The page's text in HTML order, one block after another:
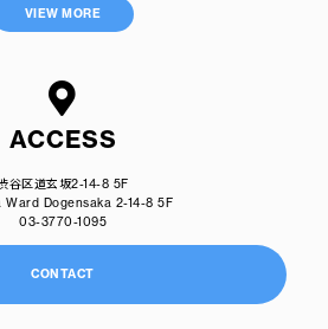
VIEW MORE
ACCESS
谷区道玄坂2-14-8 5F
Ward Dogensaka 2-14-8 5F
03-3770-1095
CONTACT